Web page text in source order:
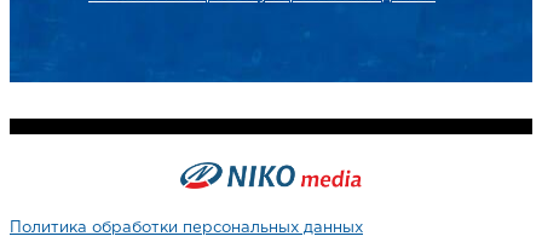
Политика обработки персональных данных